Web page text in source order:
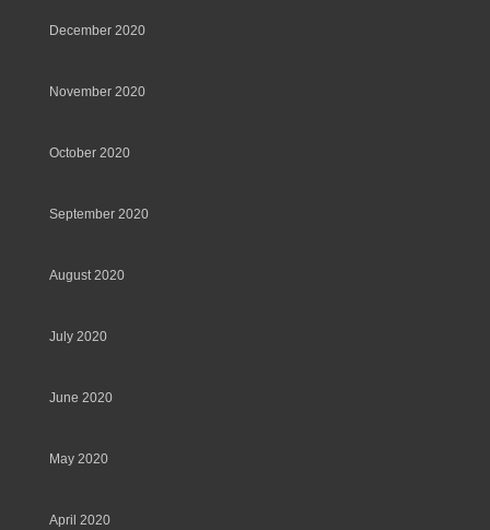
December 2020
November 2020
October 2020
September 2020
August 2020
July 2020
June 2020
May 2020
April 2020